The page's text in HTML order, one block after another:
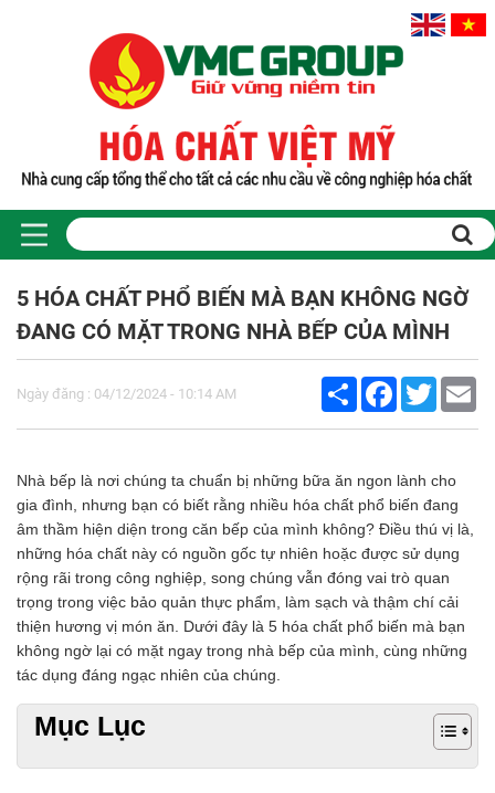
Sản phẩm
PHỤ GIA THỰC PHẨM
Tinh bột biến tính
Hương liệu thực phẩm
Chất phụ gia chống đông vón
Chất phụ gia tạo cấu trúc
Chất phụ gia bảo quản
Chất phụ gia nem giò chả
Chất phụ gia bún mì phở
Chất phụ gia bánh kẹo kem
Chất phụ gia nước giải khát
Chất phụ gia xúc xích
Chất phụ gia nước mắm
Chất phụ gia rau củ quả
Chất phụ gia thạch rau câu
5 HÓA CHẤT PHỔ BIẾN MÀ BẠN KHÔNG NGỜ
ĐANG CÓ MẶT TRONG NHÀ BẾP CỦA MÌNH
Ngày đăng : 04/12/2024 - 10:14 AM
Share FacebookTwitter
Nhà bếp là nơi chúng ta chuẩn bị những bữa ăn ngon lành cho
gia đình, nhưng bạn có biết rằng nhiều hóa chất phổ biến đang
âm thầm hiện diện trong căn bếp của mình không? Điều thú vị là,
những hóa chất này có nguồn gốc tự nhiên hoặc được sử dụng
rộng rãi trong công nghiệp, song chúng vẫn đóng vai trò quan
trọng trong việc bảo quản thực phẩm, làm sạch và thậm chí cải
thiện hương vị món ăn. Dưới đây là 5 hóa chất phổ biến mà bạn
không ngờ lại có mặt ngay trong nhà bếp của mình, cùng những
tác dụng đáng ngạc nhiên của chúng.
Mục Lục